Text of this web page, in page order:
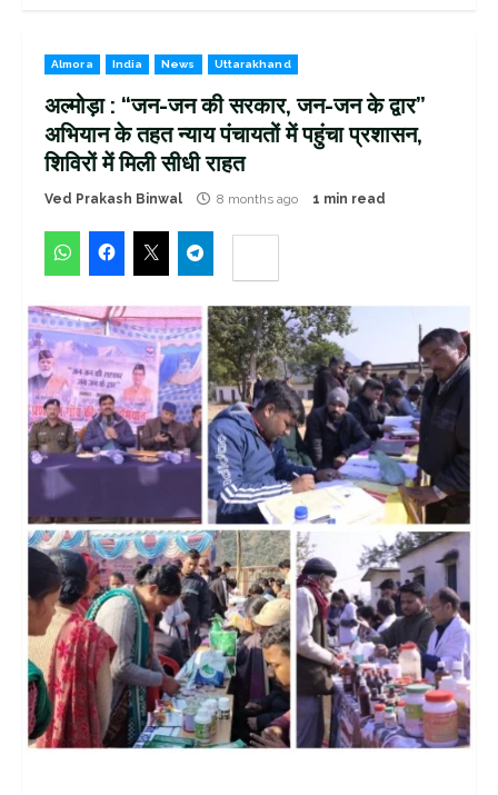
Almora India News Uttarakhand
अल्मोड़ा : “जन-जन की सरकार, जन-जन के द्वार”
अभियान के तहत न्याय पंचायतों में पहुंचा प्रशासन,
शिविरों में मिली सीधी राहत
Ved Prakash Binwal 8 months ago 1 min read